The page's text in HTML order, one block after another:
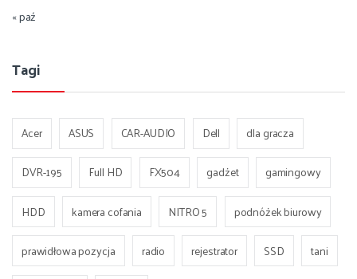
« paź
Tagi
Acer ASUS CAR-AUDIO Dell
dla gracza
DVR-195
Full HD FX504 gadżet
gamingowy
HDD
kamera cofania NITRO 5
podnóżek biurowy
prawidłowa pozycja
radio rejestrator SSD
tani